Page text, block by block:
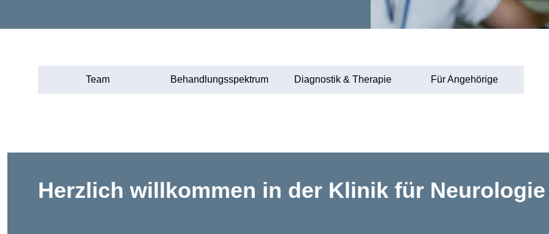
Team Behandlungsspektrum Diagnostik & Therapie Für Angehörige
Herzlich willkommen in der Klinik für Neurologie